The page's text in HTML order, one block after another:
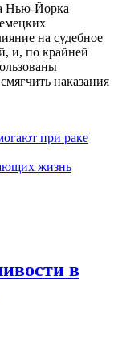
Нью-Йорка
на судебное
и, по крайней
наказания
при раке
жизнь
в